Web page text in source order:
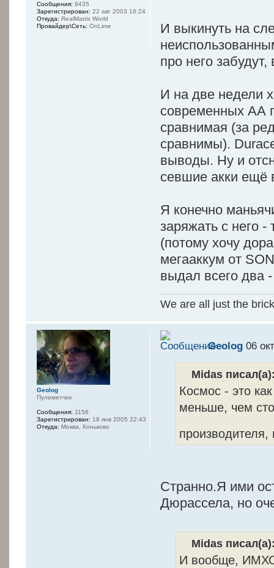
И выкинуть на
про него
И на две недели
современных АА
сравнимая (за
сравнимы).
выводы. Ну и
севшие акки ещё
Я конечно
заряжать с него
(потому хочу
мегааккум от
выдал всего два
We are all just the
Сообщения: 9435
Зарегистрирован: 22 авг 2003 18:24
Откуда: RealMatrix World
Провайдер\Сеть: OnLime
Geolog 06
Midas
Космос - это
меньше, чем
Странно.Я ими
Дюрассела, но
Midas
И вообще,
Geolog
Пулеметчик
Сообщения: 1156
Зарегистрирован: 18 янв 2005 22:43
Откуда: Моква, Коньково